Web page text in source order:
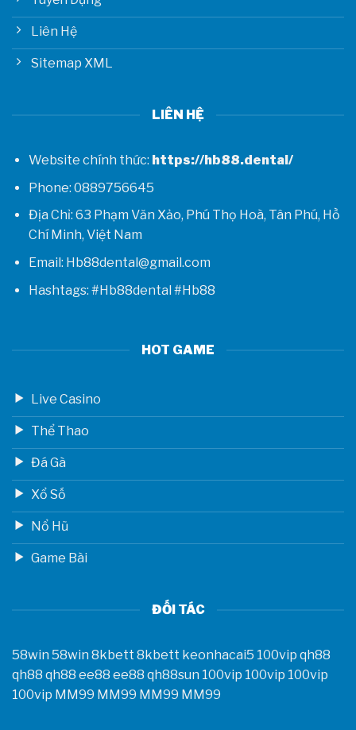
Liên Hệ
Sitemap XML
LIÊN HỆ
Website chính thức: https://hb88.dental/
Phone: 0889756645
Địa Chỉ: 63 Phạm Văn Xảo, Phú Thọ Hoà, Tân Phú, Hồ
Chí Minh, Việt Nam
Email: Hb88dental@gmail.com
Hashtags: #Hb88dental #Hb88
HOT GAME
Live Casino
Thể Thao
Đá Gà
Xổ Số
Nổ Hũ
Game Bài
ĐỐI TÁC
58win 58win 8kbett 8kbett keonhacai5 100vip qh88
qh88 qh88 ee88 ee88 qh88sun 100vip 100vip 100vip
100vip MM99 MM99 MM99 MM99